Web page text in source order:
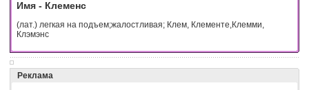
Имя - Клеменс
(лат.) легкая на подъем;жалостливая; Клем, Клементе,Клемми,
Клэмэнс
Реклама